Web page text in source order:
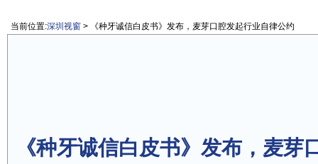
当前位置:深圳视窗 > 《种牙诚信白皮书》发布，麦芽口腔发起行业自律公约
《种牙诚信白皮书》发布，麦芽